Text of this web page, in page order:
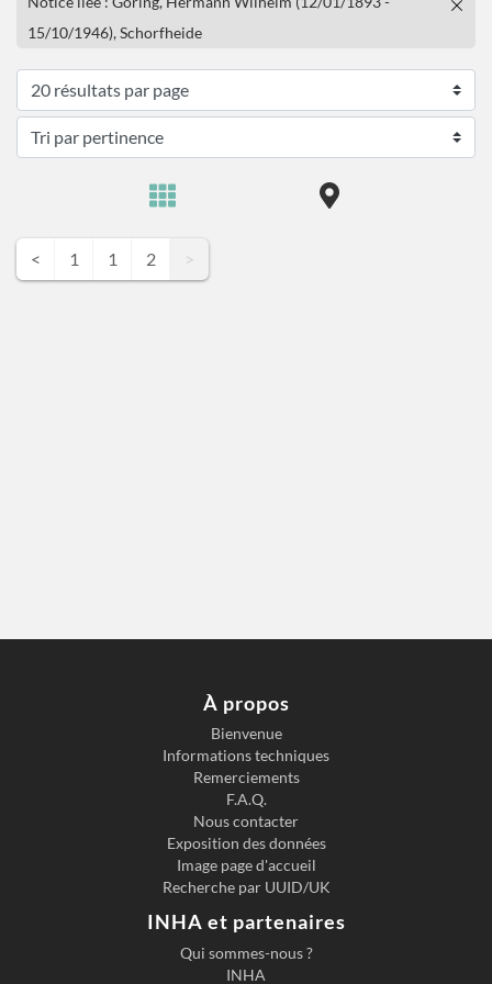
15/10/1946), Schorfheide
< 1 1 2 >
À propos
Bienvenue
Informations techniques
Remerciements
F.A.Q.
Nous contacter
Exposition des données
Image page d'accueil
Recherche par UUID/UK
INHA et partenaires
Qui sommes-nous ?
INHA